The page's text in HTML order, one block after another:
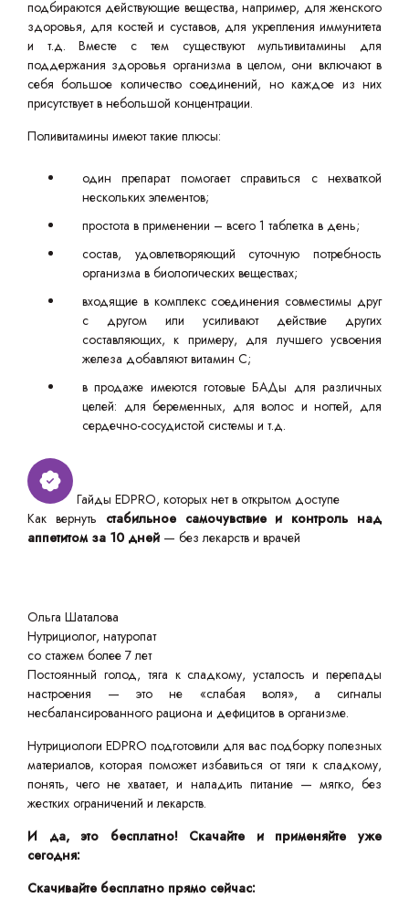
подбираются действующие вещества, например, для женского
здоровья, для костей и суставов, для укрепления иммунитета
и т.д. Вместе с тем существуют мультивитамины для
поддержания здоровья организма в целом, они включают в
себя большое количество соединений, но каждое из них
присутствует в небольшой концентрации.
Поливитамины имеют такие плюсы:
один препарат помогает справиться с нехваткой
нескольких элементов;
простота в применении – всего 1 таблетка в день;
состав, удовлетворяющий суточную потребность
организма в биологических веществах;
входящие в комплекс соединения совместимы друг
с другом или усиливают действие других
составляющих, к примеру, для лучшего усвоения
железа добавляют витамин С;
в продаже имеются готовые БАДы для различных
целей: для беременных, для волос и ногтей, для
сердечно-сосудистой системы и т.д.
Гайды EDPRO, которых нет в открытом доступе
Как вернуть стабильное самочувствие и контроль над
аппетитом за 10 дней — без лекарств и врачей
Ольга Шаталова
Нутрициолог, натуропат
со стажем более 7 лет
Постоянный голод, тяга к сладкому, усталость и перепады
настроения — это не «слабая воля», а сигналы
несбалансированного рациона и дефицитов в организме.
Нутрициологи EDPRO подготовили для вас подборку полезных
материалов, которая поможет избавиться от тяги к сладкому,
понять, чего не хватает, и наладить питание — мягко, без
жестких ограничений и лекарств.
И да, это бесплатно! Скачайте и применяйте уже
сегодня:
Скачивайте бесплатно прямо сейчас: